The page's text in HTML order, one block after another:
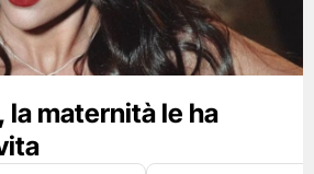
la maternità le ha